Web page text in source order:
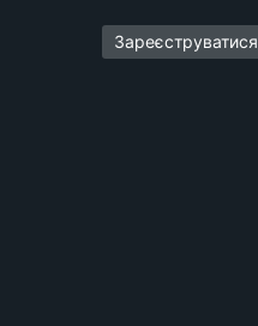
Зареєструватися